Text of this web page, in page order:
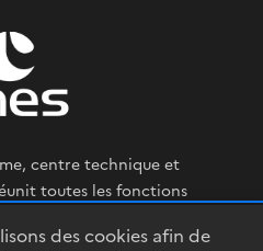
des cookies afin de
centre technique et
toutes les fonctions